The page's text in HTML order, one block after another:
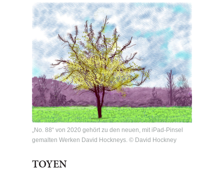
„No. 88“ von 2020 gehört zu den neuen, mit iPad-Pinsel
gemalten Werken David Hockneys. © David Hockney
TOYEN